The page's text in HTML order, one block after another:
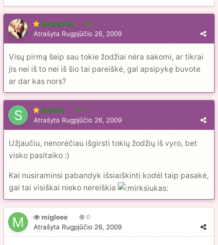
Butaforija 1
Atrašyta Rugpjūčio 26, 2009
Visų pirmą šeip sau tokie žodžiai nėra sakomi, ar tikrai
jis nei iš to nei iš šio tai pareiškė, gal apsipykę buvote
ar dar kas nors?
Sophia 4
Atrašyta Rugpjūčio 26, 2009
Užjaučiu, nenorėčiau išgirsti tokių žodžių iš vyro, bet
visko pasitaiko :)
Kai nusiraminsi pabandyk išsiaiškinti kodėl taip pasakė,
gal tai visiškai nieko nereiškia
migleee 0
Atrašyta Rugpjūčio 26, 2009